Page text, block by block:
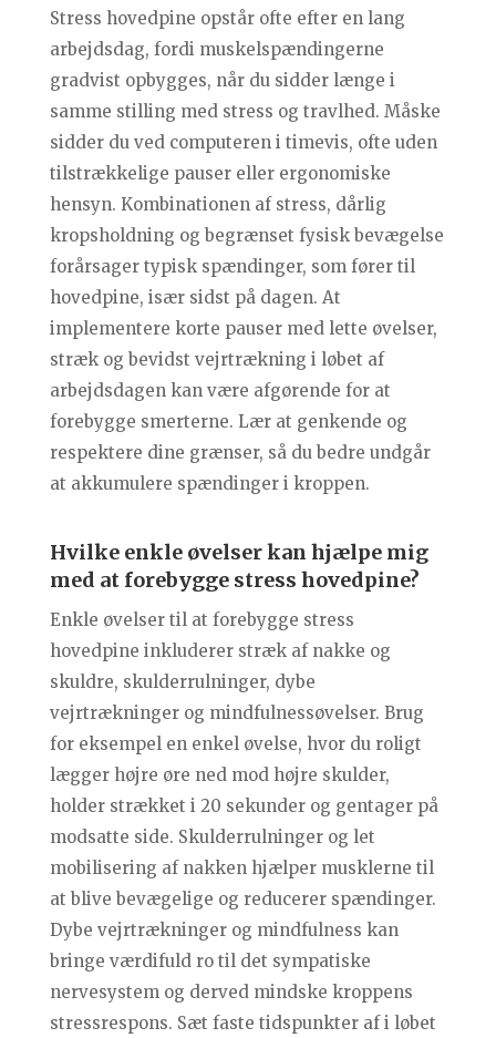
Stress hovedpine opstår ofte efter en lang
arbejdsdag, fordi muskelspændingerne
gradvist opbygges, når du sidder længe i
samme stilling med stress og travlhed. Måske
sidder du ved computeren i timevis, ofte uden
tilstrækkelige pauser eller ergonomiske
hensyn. Kombinationen af stress, dårlig
kropsholdning og begrænset fysisk bevægelse
forårsager typisk spændinger, som fører til
hovedpine, især sidst på dagen. At
implementere korte pauser med lette øvelser,
stræk og bevidst vejrtrækning i løbet af
arbejdsdagen kan være afgørende for at
forebygge smerterne. Lær at genkende og
respektere dine grænser, så du bedre undgår
at akkumulere spændinger i kroppen.
Hvilke enkle øvelser kan hjælpe mig
med at forebygge stress hovedpine?
Enkle øvelser til at forebygge stress
hovedpine inkluderer stræk af nakke og
skuldre, skulderrulninger, dybe
vejrtrækninger og mindfulnessøvelser. Brug
for eksempel en enkel øvelse, hvor du roligt
lægger højre øre ned mod højre skulder,
holder strækket i 20 sekunder og gentager på
modsatte side. Skulderrulninger og let
mobilisering af nakken hjælper musklerne til
at blive bevægelige og reducerer spændinger.
Dybe vejrtrækninger og mindfulness kan
bringe værdifuld ro til det sympatiske
nervesystem og derved mindske kroppens
stressrespons. Sæt faste tidspunkter af i løbet